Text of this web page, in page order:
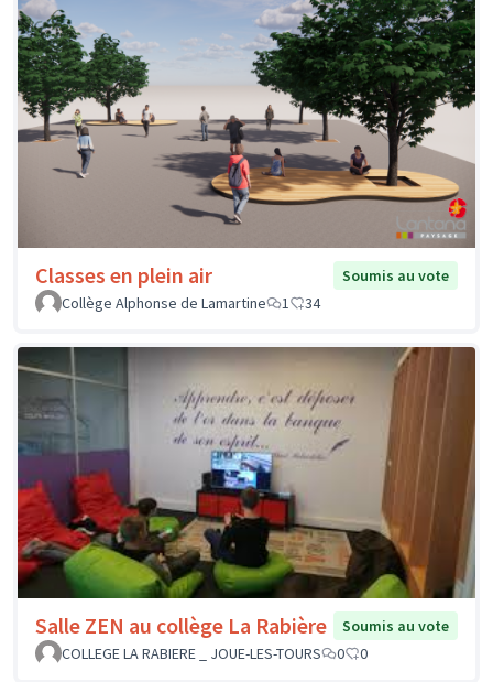
Classes en plein air
Soumis au vote
Collège Alphonse de Lamartine
1 34
Salle ZEN au collège La Rabière
Soumis au vote
COLLEGE LA RABIERE _ JOUE-LES-TOURS
0 0